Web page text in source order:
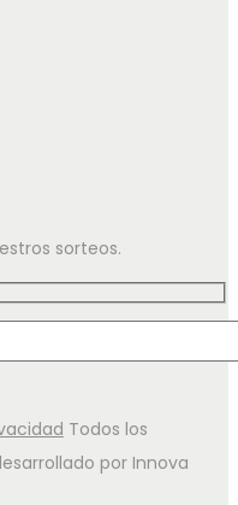
sorteos.
Todos los
por Innova